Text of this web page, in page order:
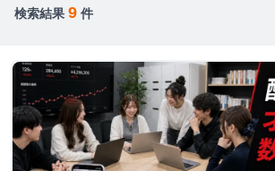
検索結果 9 件